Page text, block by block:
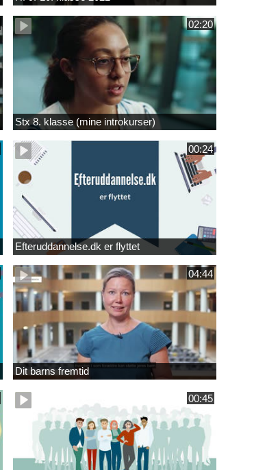
02:20
Stx 8. klasse (mine introkurser)
00:24
Efteruddannelse.dk er flyttet
04:44
Dit barns fremtid
00:45